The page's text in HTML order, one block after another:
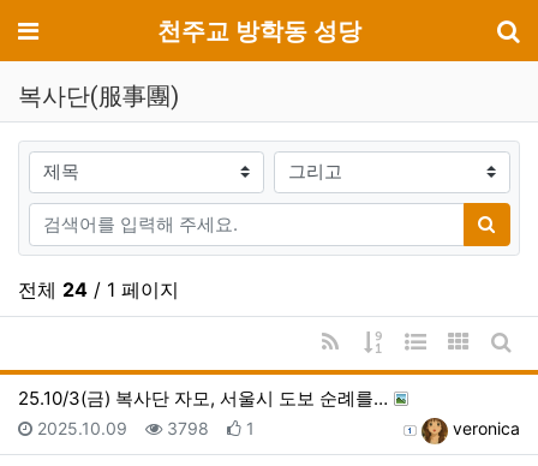
메뉴 천주교 방학동 성당
복사단(服事團)
검색대상
검색어
검색
전체 24 / 1 페이지
RSS
게시물 정렬
웹진 스타일
갤러리게
25.10/3(금) 복사단 자모, 서울시 도보 순례를…
등록자 veronica
등록일
2025.10.09 조회
3798 추천
1